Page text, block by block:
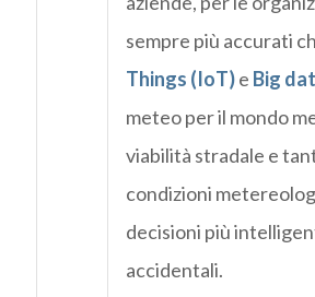
sempre più accurati
Things (IoT)e Big
meteo per il mondo
viabilità stradale e
condizioni
decisioni più
accidentali.